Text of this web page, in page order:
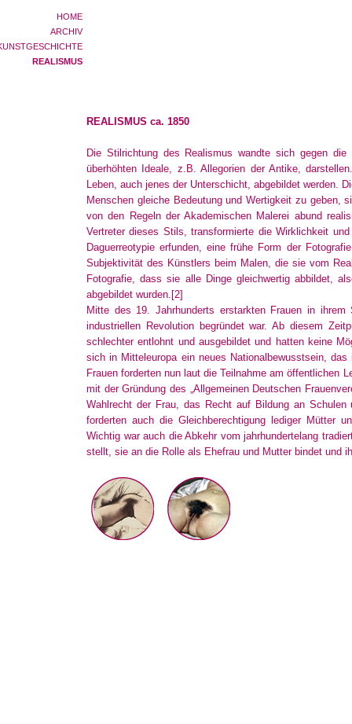
HOME
ARCHIV
REALISMUS
REALISMUS ca. 1850
Die Stilrichtung des Realismus wandte sich gegen
überhöhten Ideale, z.B. Allegorien der Antike,
Leben, auch jenes der Unterschicht, abgebildet werden.
Menschen gleiche Bedeutung und Wertigkeit zu geben,
von den Regeln der Akademischen Malerei abund
Vertreter dieses Stils, transformierte die Wirklichkeit
Daguerreotypie erfunden, eine frühe Form der
Subjektivität des Künstlers beim Malen, die sie vom
Fotografie, dass sie alle Dinge gleichwertig abbildet,
abgebildet wurden. [2]
Mitte des 19. Jahrhunderts erstarkten Frauen in
industriellen Revolution begründet war. Ab diesem
schlechter entlohnt und ausgebildet und hatten keine
sich in Mitteleuropa ein neues Nationalbewusstsein,
Frauen forderten nun laut die Teilnahme am öffentlichen
mit der Gründung des „Allgemeinen Deutschen
Wahlrecht der Frau, das Recht auf Bildung an
forderten auch die Gleichberechtigung lediger Mütter
Wichtig war auch die Abkehr vom jahrhundertelang
stellt, sie an die Rolle als Ehefrau und Mutter bindet und